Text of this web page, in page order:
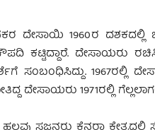
ದೇಸಾಯಿ 1960ರ ದಶಕದಲ್ಲಿ
ಕಟ್ಟಿದ್ದಾರೆ. ದೇಸಾಯರು
ಸಂಬಂಧಿಸಿದ್ದು. 1967ರಲ್ಲಿ
ದೇಸಾಯರು 1971ರಲ್ಲಿ